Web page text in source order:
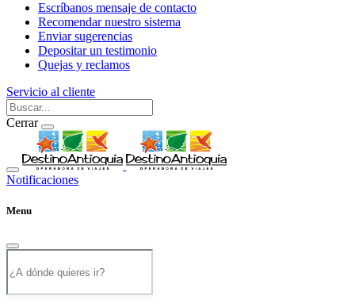
Escríbanos mensaje de contacto
Recomendar nuestro sistema
Enviar sugerencias
Depositar un testimonio
Quejas y reclamos
Servicio al cliente
Cerrar
Notificaciones
Menu